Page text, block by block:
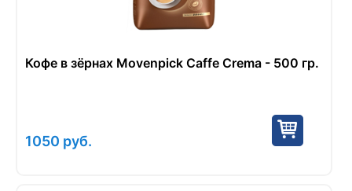
Кофе в зёрнах Movenpick Caffe Crema - 500 гр.
1050 руб.